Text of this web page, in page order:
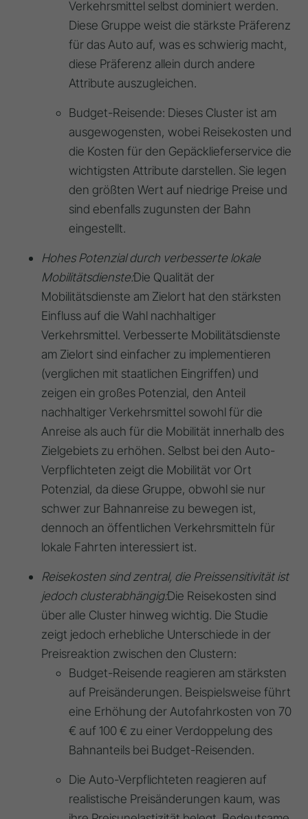
Verkehrsmittel selbst dominiert werden.
Diese Gruppe weist die stärkste Präferenz
für das Auto auf, was es schwierig macht,
diese Präferenz allein durch andere
Attribute auszugleichen.
Budget-Reisende: Dieses Cluster ist am
ausgewogensten, wobei Reisekosten und
die Kosten für den Gepäcklieferservice die
wichtigsten Attribute darstellen. Sie legen
den größten Wert auf niedrige Preise und
sind ebenfalls zugunsten der Bahn
eingestellt.
Hohes Potenzial durch verbesserte lokale
Mobilitätsdienste:Die Qualität der
Mobilitätsdienste am Zielort hat den stärksten
Einfluss auf die Wahl nachhaltiger
Verkehrsmittel. Verbesserte Mobilitätsdienste
am Zielort sind einfacher zu implementieren
(verglichen mit staatlichen Eingriffen) und
zeigen ein großes Potenzial, den Anteil
nachhaltiger Verkehrsmittel sowohl für die
Anreise als auch für die Mobilität innerhalb des
Zielgebiets zu erhöhen. Selbst bei den Auto-
Verpflichteten zeigt die Mobilität vor Ort
Potenzial, da diese Gruppe, obwohl sie nur
schwer zur Bahnanreise zu bewegen ist,
dennoch an öffentlichen Verkehrsmitteln für
lokale Fahrten interessiert ist.
Reisekosten sind zentral, die Preissensitivität ist
jedoch clusterabhängig:Die Reisekosten sind
über alle Cluster hinweg wichtig. Die Studie
zeigt jedoch erhebliche Unterschiede in der
Preisreaktion zwischen den Clustern:
Budget-Reisende reagieren am stärksten
auf Preisänderungen. Beispielsweise führt
eine Erhöhung der Autofahrkosten von 70
€ auf 100 € zu einer Verdoppelung des
Bahnanteils bei Budget-Reisenden.
Die Auto-Verpflichteten reagieren auf
realistische Preisänderungen kaum, was